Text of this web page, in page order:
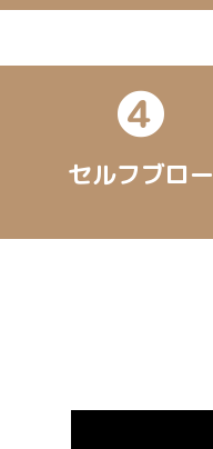
❹
セルフブロー